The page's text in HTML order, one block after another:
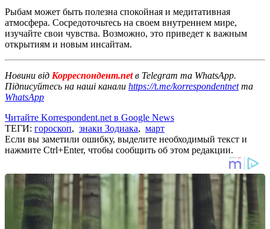
Рыбам может быть полезна спокойная и медитативная
атмосфера. Сосредоточьтесь на своем внутреннем мире,
изучайте свои чувства. Возможно, это приведет к важным
открытиям и новым инсайтам.
Новини від Корреспондент.netв Telegram та WhatsApp.
Підписуйтесь на наші канали https://t.me/korrespondentnetта
WhatsApp
Читайте Korrespondent.net в Google News
ТЕГИ: гороскоп, знаки Зодиака, март
Если вы заметили ошибку, выделите необходимый текст и
нажмите Ctrl+Enter, чтобы сообщить об этом редакции.